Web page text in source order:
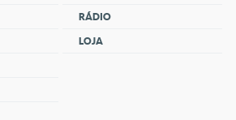
RÁDIO
LOJA